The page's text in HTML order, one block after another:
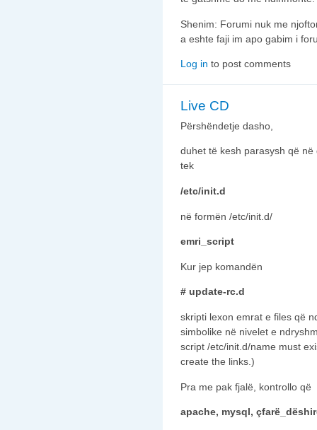
Shenim: Forumi nuk me
a eshte faji im apo gabim i
Log in to post comments
Live CD
Përshëndetje dasho,
duhet të kesh parasysh që
tek
/etc/init.d
në formën /etc/init.d/
emri_script
Kur jep komandën
# update-rc.d
skripti lexon emrat e files që
simbolike në nivelet e
script /etc/init.d/name must
create the links.)
Pra me pak fjalë, kontrollo që
apache, mysql,